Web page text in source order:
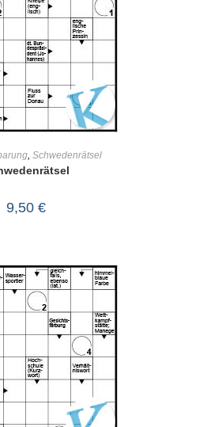
, Schwedenrätsel
9,50 €